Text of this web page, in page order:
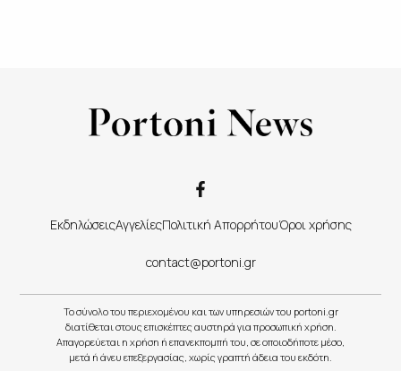
ΕκδηλώσειςΑγγελίεςΠολιτική ΑπορρήτουΌροι χρήσης
contact@portoni.gr
Το σύνολο του περιεχομένου και των υπηρεσιών του portoni.gr
διατίθεται στους επισκέπτες αυστηρά για προσωπική χρήση.
Απαγορεύεται η χρήση ή επανεκπομπή του, σε οποιοδήποτε μέσο,
μετά ή άνευ επεξεργασίας, χωρίς γραπτή άδεια του εκδότη.